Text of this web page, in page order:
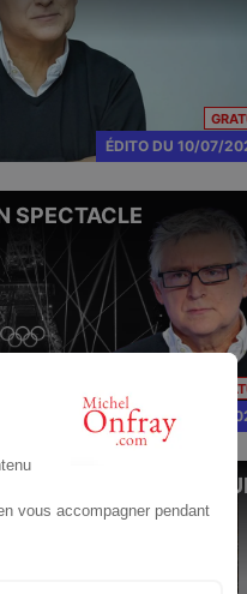
ÉDITO DU 10/07/
SPECTACLE
ÉDITODU 29/07/
: « JE M’ÉTONNE
ENCORE
...